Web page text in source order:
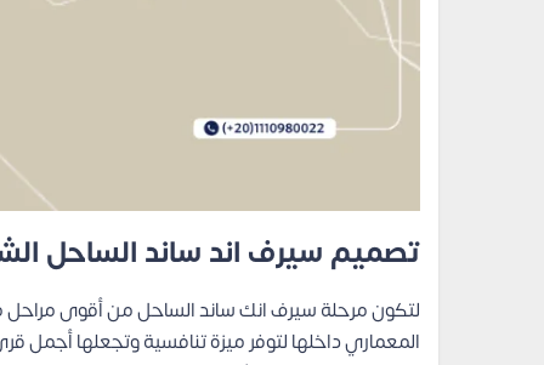
تصميم سيرف اند ساند الساحل
لتكون مرحلة سيرف انك ساند الساحل من أقوى
المعماري داخلها لتوفر ميزة تنافسية وتجعلها